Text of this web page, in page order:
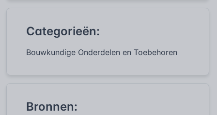
Categorieën:
Bouwkundige Onderdelen en Toebehoren
Bronnen: